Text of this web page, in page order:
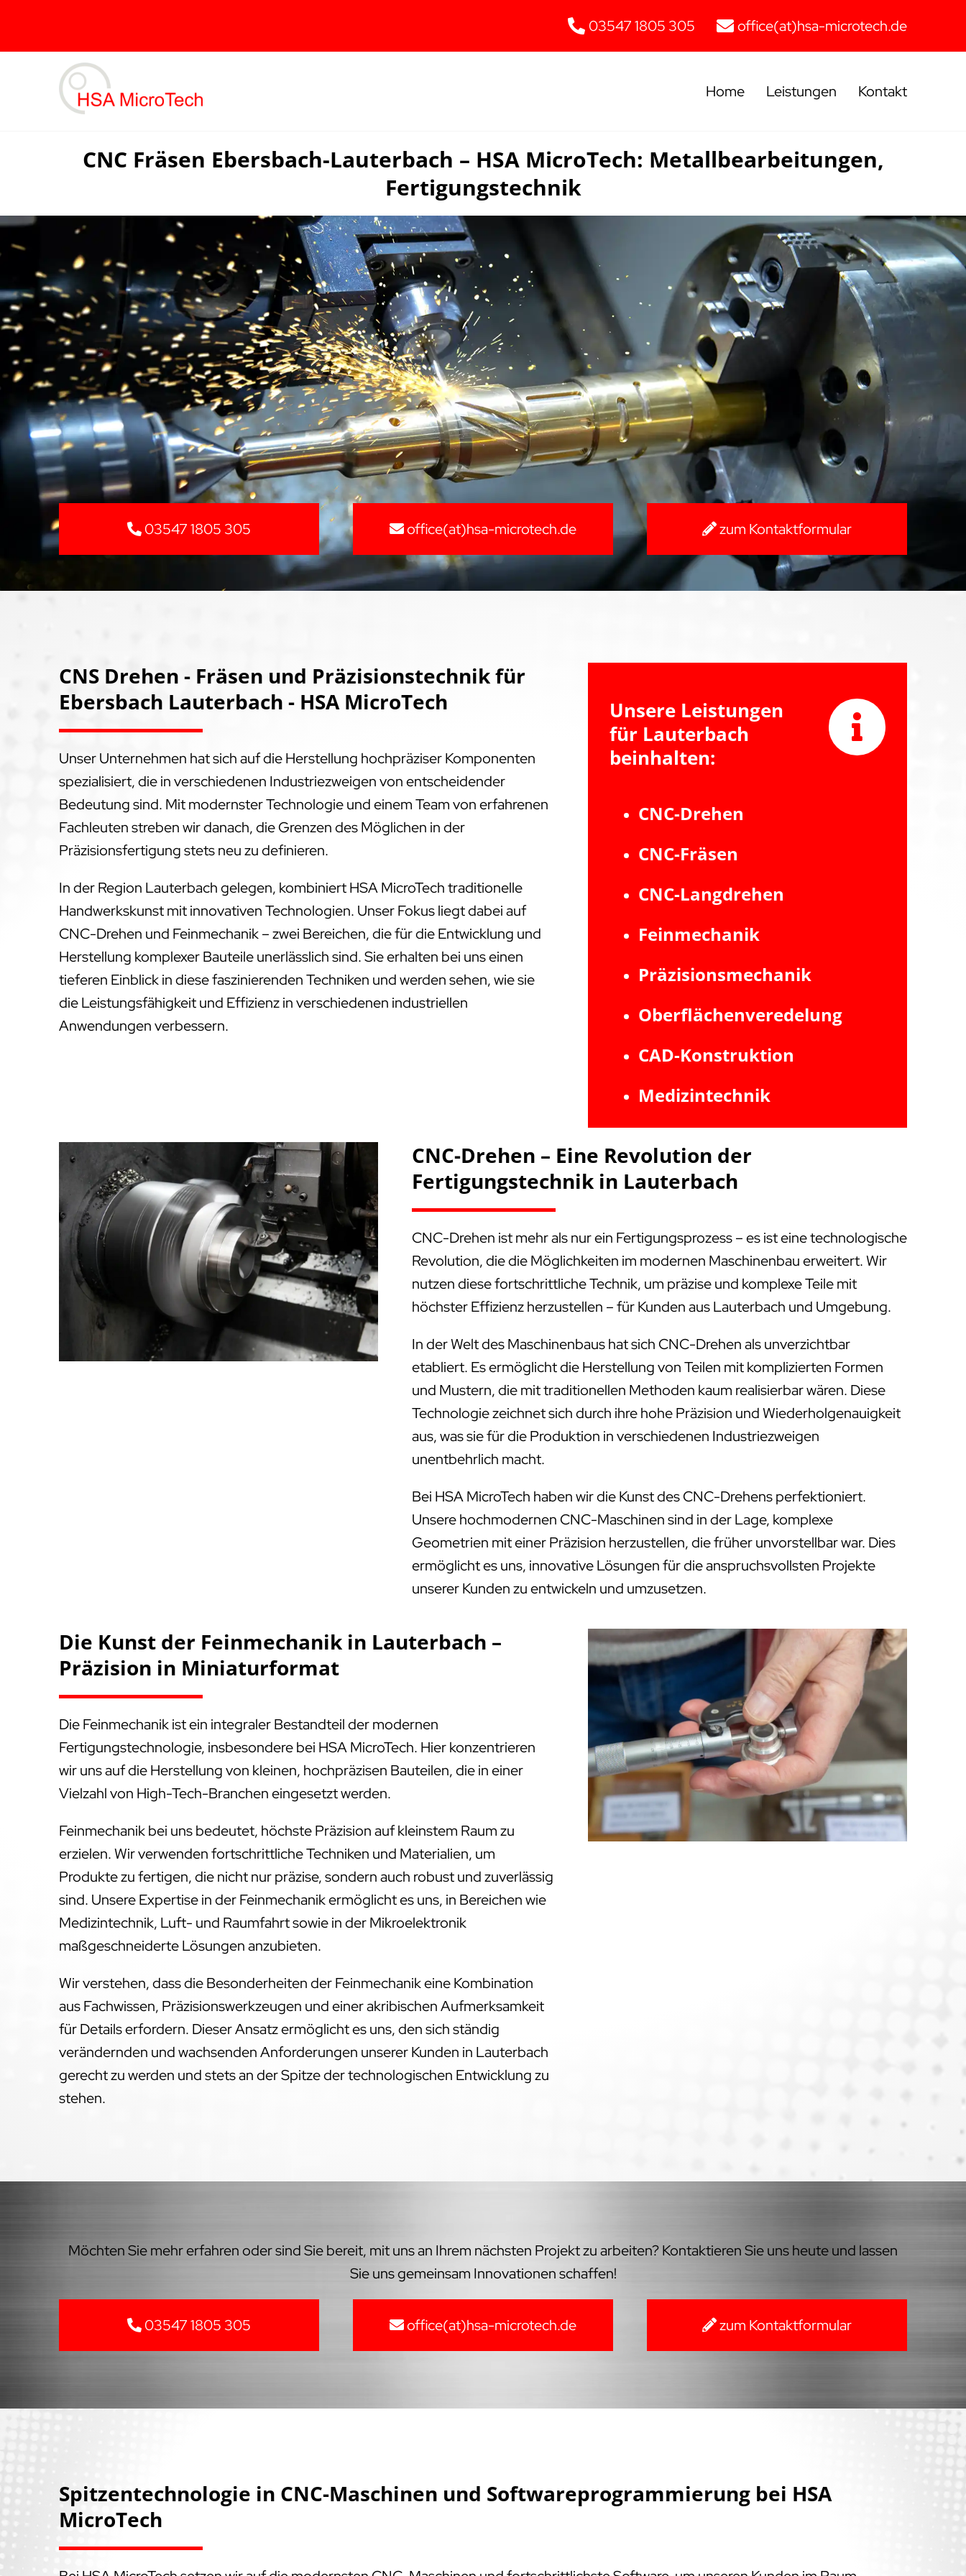
content
03547 1805 305 office(at)hsa-microtech.de
Home Leistungen Kontakt
CNC Fräsen Ebersbach-Lauterbach – HSA MicroTech: Metallbearbeitungen,
Fertigungstechnik
03547 1805 305 office(at)hsa-microtech.de zum Kontaktformular
CNS Drehen - Fräsen und Präzisionstechnik für
Ebersbach Lauterbach - HSA MicroTech
Unser Unternehmen hat sich auf die Herstellung hochpräziser Komponenten
spezialisiert, die in verschiedenen Industriezweigen von entscheidender
Bedeutung sind. Mit modernster Technologie und einem Team von erfahrenen
Fachleuten streben wir danach, die Grenzen des Möglichen in der
Präzisionsfertigung stets neu zu definieren.
In der Region Lauterbach gelegen, kombiniert HSA MicroTech traditionelle
Handwerkskunst mit innovativen Technologien. Unser Fokus liegt dabei auf
CNC-Drehen und Feinmechanik – zwei Bereichen, die für die Entwicklung und
Herstellung komplexer Bauteile unerlässlich sind. Sie erhalten bei uns einen
tieferen Einblick in diese faszinierenden Techniken und werden sehen, wie sie
die Leistungsfähigkeit und Effizienz in verschiedenen industriellen
Anwendungen verbessern.
Unsere Leistungen
für Lauterbach
beinhalten:
CNC-Drehen
CNC-Fräsen
CNC-Langdrehen
Feinmechanik
Präzisionsmechanik
Oberflächenveredelung
CAD-Konstruktion
Medizintechnik
CNC-Drehen – Eine Revolution der
Fertigungstechnik in Lauterbach
CNC-Drehen ist mehr als nur ein Fertigungsprozess – es ist eine technologische
Revolution, die die Möglichkeiten im modernen Maschinenbau erweitert. Wir
nutzen diese fortschrittliche Technik, um präzise und komplexe Teile mit
höchster Effizienz herzustellen – für Kunden aus Lauterbach und Umgebung.
In der Welt des Maschinenbaus hat sich CNC-Drehen als unverzichtbar
etabliert. Es ermöglicht die Herstellung von Teilen mit komplizierten Formen
und Mustern, die mit traditionellen Methoden kaum realisierbar wären. Diese
Technologie zeichnet sich durch ihre hohe Präzision und Wiederholgenauigkeit
aus, was sie für die Produktion in verschiedenen Industriezweigen
unentbehrlich macht.
Bei HSA MicroTech haben wir die Kunst des CNC-Drehens perfektioniert.
Unsere hochmodernen CNC-Maschinen sind in der Lage, komplexe
Geometrien mit einer Präzision herzustellen, die früher unvorstellbar war. Dies
ermöglicht es uns, innovative Lösungen für die anspruchsvollsten Projekte
unserer Kunden zu entwickeln und umzusetzen.
Die Kunst der Feinmechanik in Lauterbach –
Präzision in Miniaturformat
Die Feinmechanik ist ein integraler Bestandteil der modernen
Fertigungstechnologie, insbesondere bei HSA MicroTech. Hier konzentrieren
wir uns auf die Herstellung von kleinen, hochpräzisen Bauteilen, die in einer
Vielzahl von High-Tech-Branchen eingesetzt werden.
Feinmechanik bei uns bedeutet, höchste Präzision auf kleinstem Raum zu
erzielen. Wir verwenden fortschrittliche Techniken und Materialien, um
Produkte zu fertigen, die nicht nur präzise, sondern auch robust und zuverlässig
sind. Unsere Expertise in der Feinmechanik ermöglicht es uns, in Bereichen wie
Medizintechnik, Luft- und Raumfahrt sowie in der Mikroelektronik
maßgeschneiderte Lösungen anzubieten.
Wir verstehen, dass die Besonderheiten der Feinmechanik eine Kombination
aus Fachwissen, Präzisionswerkzeugen und einer akribischen Aufmerksamkeit
für Details erfordern. Dieser Ansatz ermöglicht es uns, den sich ständig
verändernden und wachsenden Anforderungen unserer Kunden in Lauterbach
gerecht zu werden und stets an der Spitze der technologischen Entwicklung zu
stehen.
Möchten Sie mehr erfahren oder sind Sie bereit, mit uns an Ihrem nächsten Projekt zu arbeiten? Kontaktieren Sie uns heute und lassen
Sie uns gemeinsam Innovationen schaffen!
03547 1805 305 office(at)hsa-microtech.de zum Kontaktformular
Spitzentechnologie in CNC-Maschinen und Softwareprogrammierung bei HSA
MicroTech